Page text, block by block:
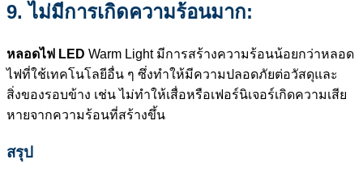
9. ไม่มีการเกิดความร้อนมาก:
หลอดไฟ LED Warm Light มีการสร้างความร้อนน้อยกว่าหลอด
ไฟที่ใช้เทคโนโลยีอื่น ๆ ซึ่งทำให้มีความปลอดภัยต่อวัสดุและ
สิ่งของรอบข้าง เช่น ไม่ทำให้เสื่อหรือเฟอร์นิเจอร์เกิดความเสีย
หายจากความร้อนที่สร้างขึ้น
สรุป